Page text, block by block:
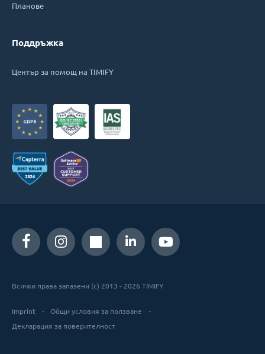
Планове
Поддръжка
Център за помощ на TIMIFY
Всички права запазени (c) 2013 - 2026 TIMIFY
Imprint
Общи условия за ползване
Декларация за поверителност